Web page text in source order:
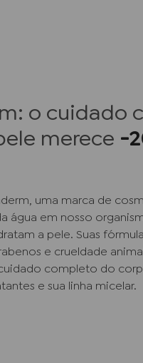
o cuidado
merece -
uma marca de
água em nosso
a pele. Suas
e crueldade
completo do
e sua linha micelar.